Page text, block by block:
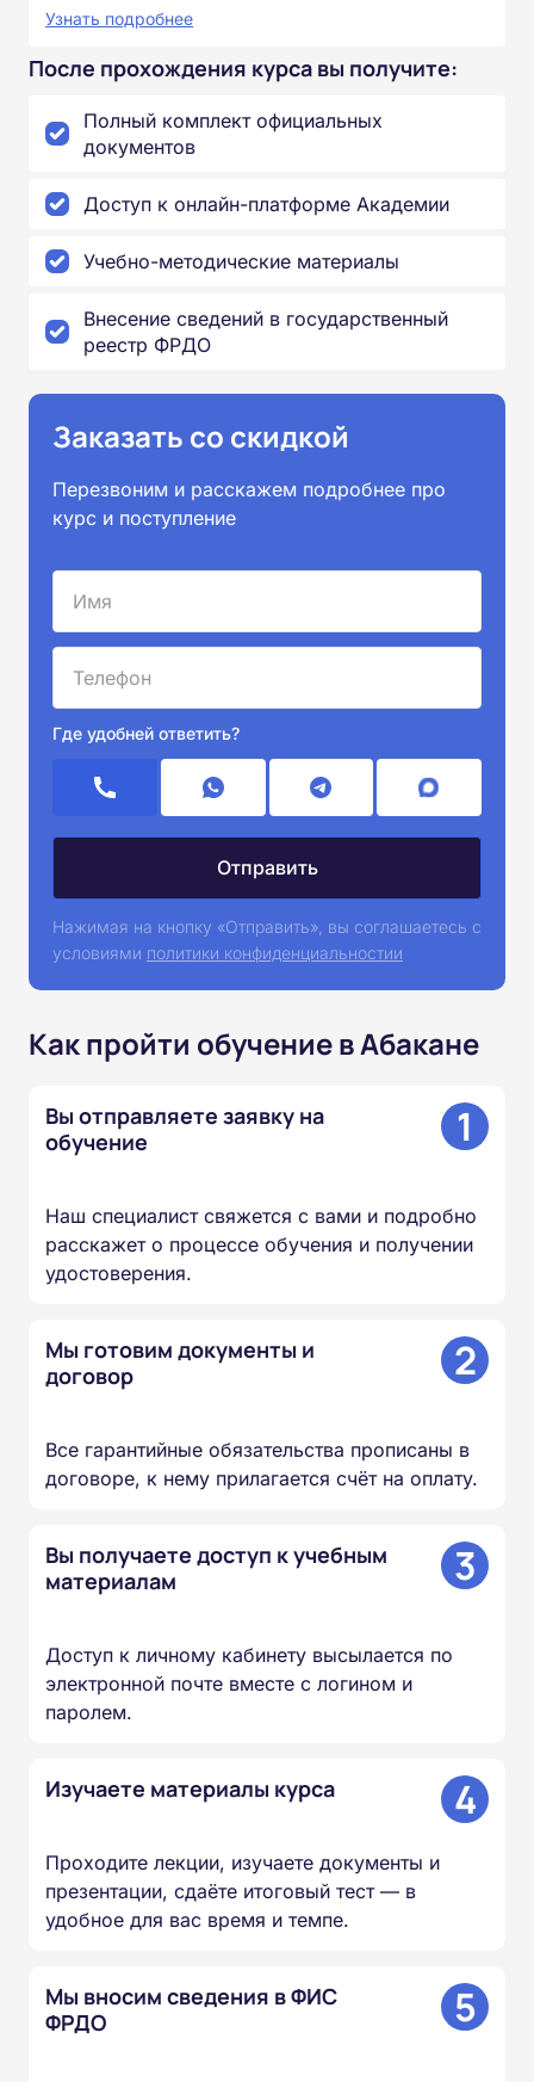
Узнать подробнее
После прохождения курса вы получите:
Полный комплект официальных
документов
Доступ к онлайн-платформе Академии
Учебно-методические материалы
Внесение сведений в государственный
реестр ФРДО
Заказать со скидкой
Перезвоним и расскажем подробнее про
курс и поступление
Где удобней ответить?
Нажимая на кнопку «Отправить», вы соглашаетесь с
условиями политики конфиденциальностии
Как пройти обучение в Абакане
Вы отправляете заявку на
обучение
1
Наш специалист свяжется с вами и подробно
расскажет о процессе обучения и получении
удостоверения.
Мы готовим документы и
договор
2
Все гарантийные обязательства прописаны в
договоре, к нему прилагается счёт на оплату.
Вы получаете доступ к учебным
материалам
3
Доступ к личному кабинету высылается по
электронной почте вместе с логином и
паролем.
Изучаете материалы курса 4
Проходите лекции, изучаете документы и
презентации, сдаёте итоговый тест — в
удобное для вас время и темпе.
Мы вносим сведения в ФИС
ФРДО
5